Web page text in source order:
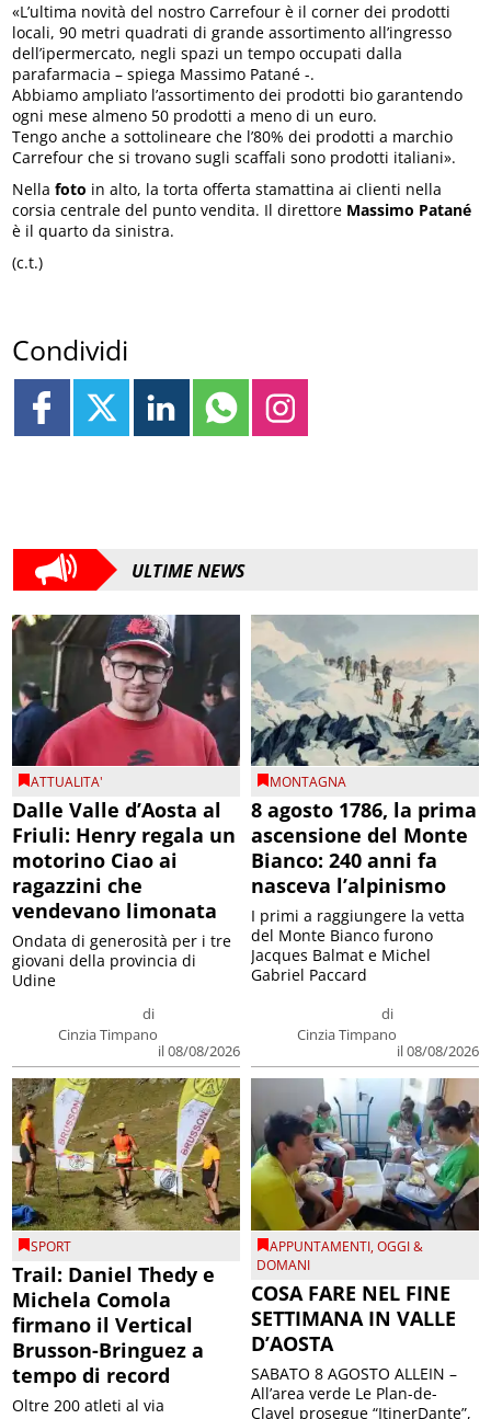
«L’ultima novità del nostro Carrefour è il corner dei prodotti
locali, 90 metri quadrati di grande assortimento all’ingresso
dell’ipermercato, negli spazi un tempo occupati dalla
parafarmacia – spiega Massimo Patané -.
Abbiamo ampliato l’assortimento dei prodotti bio garantendo
ogni mese almeno 50 prodotti a meno di un euro.
Tengo anche a sottolineare che l’80% dei prodotti a marchio
Carrefour che si trovano sugli scaffali sono prodotti italiani».
Nellafoto in alto, la torta offerta stamattina ai clienti nella
corsia centrale del punto vendita. Il direttore Massimo Patané
è il quarto da sinistra.
(c.t.)
Condividi
ULTIME NEWS
ATTUALITA'
Dalle Valle d’Aosta al
Friuli: Henry regala un
motorino Ciao ai
ragazzini che
vendevano limonata
di
Cinzia Timpano
il 08/08/2026
Ondata di generosità per i tre
giovani della provincia di
Udine
MONTAGNA
8 agosto 1786, la prima
ascensione del Monte
Bianco: 240 anni fa
nasceva l’alpinismo
di
Cinzia Timpano
il 08/08/2026
I primi a raggiungere la vetta
del Monte Bianco furono
Jacques Balmat e Michel
Gabriel Paccard
SPORT
Trail: Daniel Thedy e
Michela Comola
firmano il Vertical
Brusson-Bringuez a
tempo di record
Oltre 200 atleti al via
APPUNTAMENTI,OGGI &
DOMANI
COSA FARE NEL FINE
SETTIMANA IN VALLE
D’AOSTA
SABATO 8 AGOSTO ALLEIN –
All’area verde Le Plan-de-
Clavel prosegue “ItinerDante”,